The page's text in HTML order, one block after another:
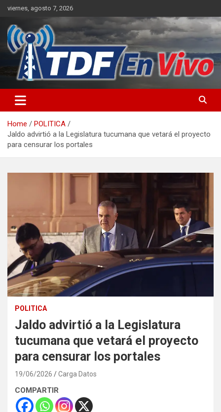
Skip
content
viernes, agosto 7, 2026
Home
POLITICA
Jaldo advirtió a la Legislatura tucumana que vetará el proyecto
para censurar los portales
POLITICA
Jaldo advirtió a la Legislatura
tucumana que vetará el proyecto
para censurar los portales
19/06/2026 Carga Datos
COMPARTIR